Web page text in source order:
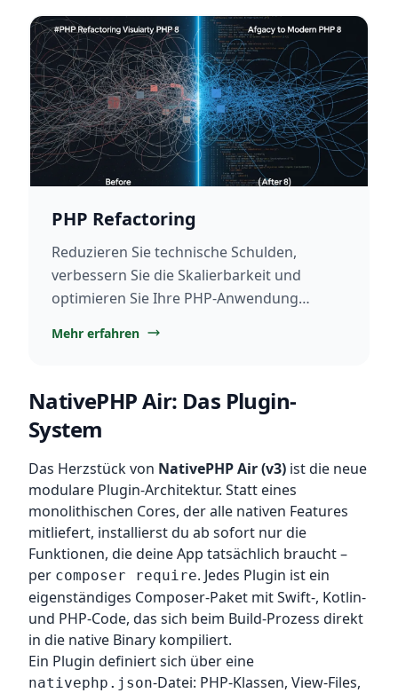
PHP Refactoring
Reduzieren Sie technische Schulden,
verbessern Sie die Skalierbarkeit und
optimieren Sie Ihre PHP-Anwendung
Refactoring.
Mehr erfahren
NativePHP Air: Das Plugin-
System
Das Herzstück von NativePHP Air (v3) ist die neue
modulare Plugin-Architektur. Statt eines
monolithischen Cores, der alle nativen Features
mitliefert, installierst du ab sofort nur die
Funktionen, die deine App tatsächlich braucht –
per composer require. Jedes Plugin ist ein
eigenständiges Composer-Paket mit Swift-, Kotlin-
und PHP-Code, das sich beim Build-Prozess direkt
in die native Binary kompiliert.
Ein Plugin definiert sich über eine
nativephp.json-Datei: PHP-Klassen, View-Files,